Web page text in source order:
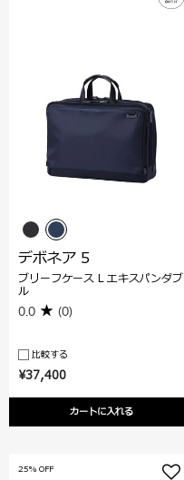
¥37,400
カートに入れる
デボネア 5
ブリーフケース L エキスパンダブ
ル
0.0 (0)
比較する
25% OFF